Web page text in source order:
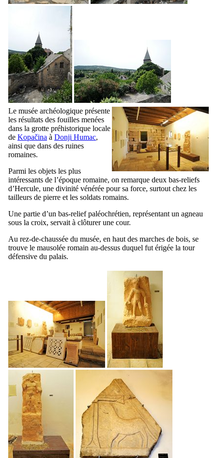
Le musée archéologique présente
les résultats des fouilles menées
dans la grotte préhistorique locale
de Kopačina à Donji Humac,
ainsi que dans des ruines
romaines.
Parmi les objets les plus
intéressants de l’époque romaine, on remarque deux bas-reliefs
d’Hercule, une divinité vénérée pour sa force, surtout chez les
tailleurs de pierre et les soldats romains.
Une partie d’un bas-relief paléochrétien, représentant un agneau
sous la croix, servait à clôturer une cour.
Au rez-de-chaussée du musée, en haut des marches de bois, se
trouve le mausolée romain au-dessus duquel fut érigée la tour
défensive du palais.